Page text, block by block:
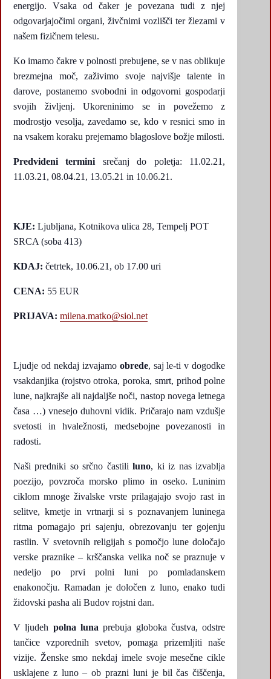
energijo. Vsaka od čaker je povezana tudi z njej
odgovarjajočimi organi, živčnimi vozlišči ter žlezami v
našem fizičnem telesu.
Ko imamo čakre v polnosti prebujene, se v nas oblikuje
brezmejna moč, zaživimo svoje najvišje talente in
darove, postanemo svobodni in odgovorni gospodarji
svojih življenj. Ukoreninimo se in povežemo z
modrostjo vesolja, zavedamo se, kdo v resnici smo in
na vsakem koraku prejemamo blagoslove božje milosti.
Predvideni termini srečanj do poletja: 11.02.21,
11.03.21, 08.04.21, 13.05.21 in 10.06.21.
KJE: Ljubljana, Kotnikova ulica 28, Tempelj POT
SRCA (soba 413)
KDAJ: četrtek, 10.06.21, ob 17.00 uri
CENA: 55 EUR
PRIJAVA: milena.matko@siol.net
Ljudje od nekdaj izvajamo obrede, saj le-ti v dogodke
vsakdanjika (rojstvo otroka, poroka, smrt, prihod polne
lune, najkrajše ali najdaljše noči, nastop novega letnega
časa …) vnesejo duhovni vidik. Pričarajo nam vzdušje
svetosti in hvaležnosti, medsebojne povezanosti in
radosti.
Naši predniki so srčno častililuno, ki iz nas izvablja
poezijo, povzroča morsko plimo in oseko. Luninim
ciklom mnoge živalske vrste prilagajajo svojo rast in
selitve, kmetje in vrtnarji si s poznavanjem luninega
ritma pomagajo pri sajenju, obrezovanju ter gojenju
rastlin. V svetovnih religijah s pomočjo lune določajo
verske praznike – krščanska velika noč se praznuje v
nedeljo po prvi polni luni po pomladanskem
enakonočju. Ramadan je določen z luno, enako tudi
židovski pasha ali Budov rojstni dan.
V ljudeh polna luna prebuja globoka čustva, odstre
tančice vzporednih svetov, pomaga prizemljiti naše
vizije. Ženske smo nekdaj imele svoje mesečne cikle
usklajene z luno – ob prazni luni je bil čas čiščenja,